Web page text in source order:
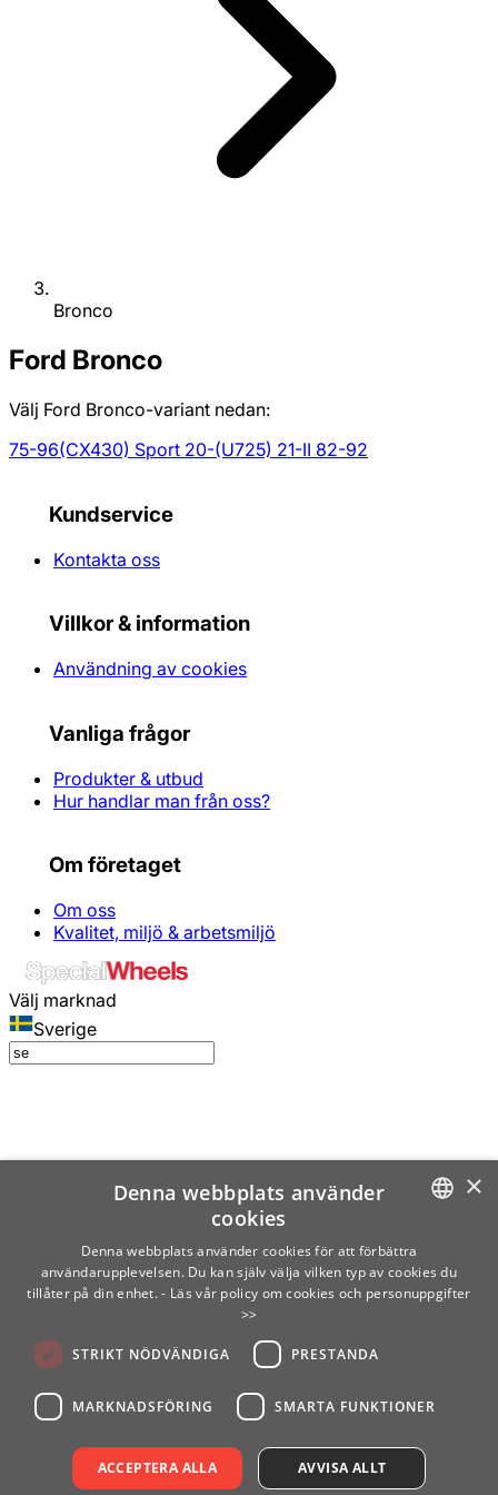
Bronco
Ford Bronco
Välj Ford Bronco-variant nedan:
75-96(CX430) Sport 20-(U725) 21-II 82-92
Kundservice
Kontakta oss
Villkor & information
Användning av cookies
Vanliga frågor
Produkter & utbud
Hur handlar man från oss?
Om företaget
Om oss
Kvalitet, miljö & arbetsmiljö
Välj marknad
Sverige
SWEDISH
×
Denna webbplats använder
cookies
Denna webbplats använder cookies för att förbättra
användarupplevelsen. Du kan själv välja vilken typ av cookies du
tillåter på din enhet. - Läs vår policy om cookies och personuppgifter
>>
STRIKT NÖDVÄNDIGA PRESTANDA
MARKNADSFÖRING SMARTA FUNKTIONER
ACCEPTERA ALLA AVVISA ALLT